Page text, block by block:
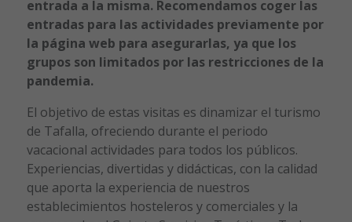
entrada a la misma. Recomendamos coger las
entradas para las actividades previamente por
la página web para asegurarlas, ya que los
grupos son limitados por las restricciones de la
pandemia.
El objetivo de estas visitas es dinamizar el turismo
de Tafalla, ofreciendo durante el periodo
vacacional actividades para todos los públicos.
Experiencias, divertidas y didácticas, con la calidad
que aporta la experiencia de nuestros
establecimientos hosteleros y comerciales y la